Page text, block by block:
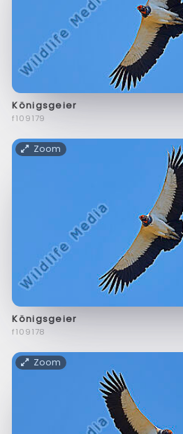
Königsgeier
f109179
Zoom
Königsgeier
f109178
Zoom